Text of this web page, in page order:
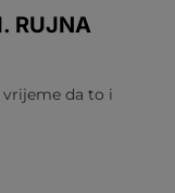
RUJNA
vrijeme da to i